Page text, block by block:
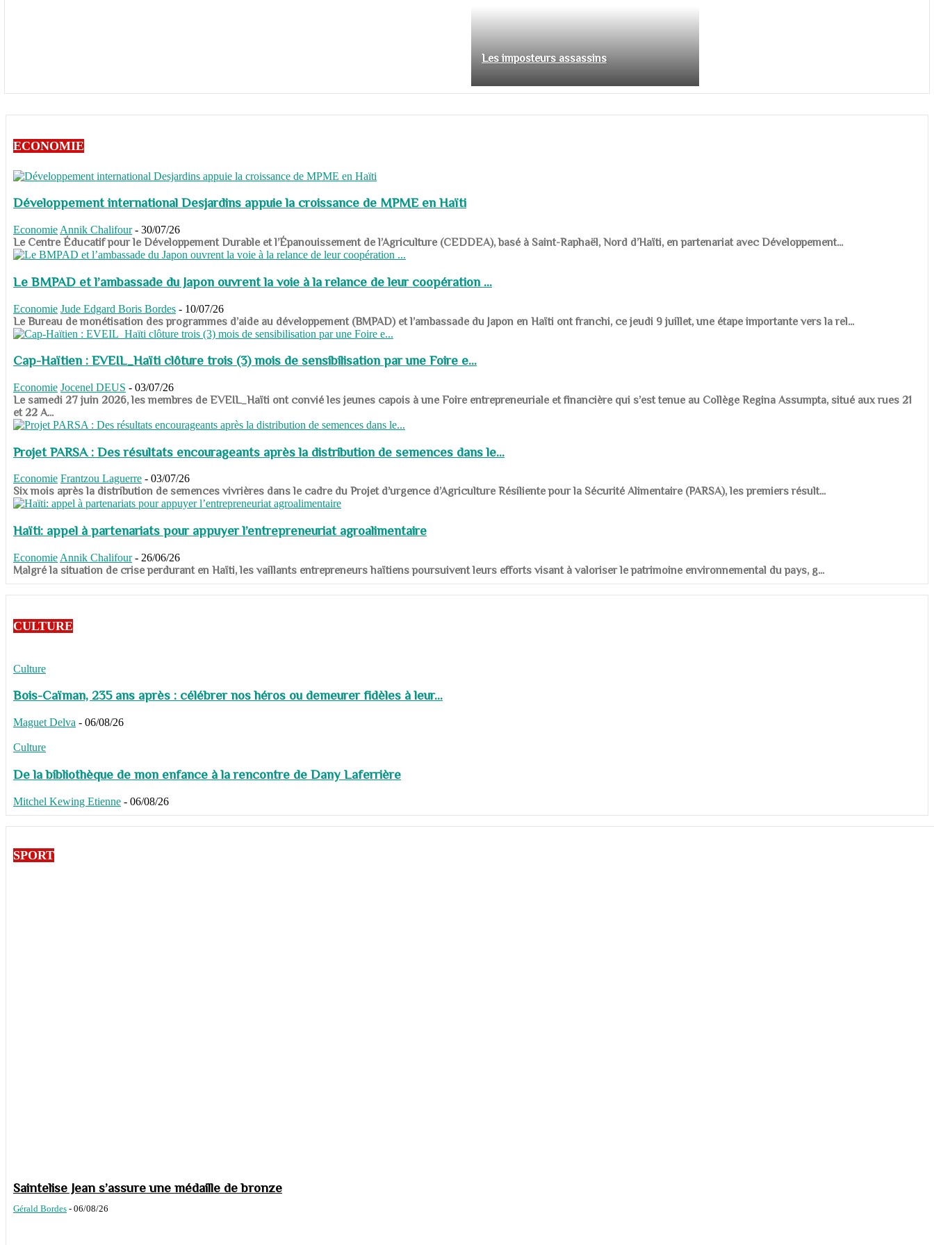
Les imposteurs assassins
ECONOMIE
Développement international Desjardins appuie la croissance de MPME en Haïti
Economie Annik Chalifour - 30/07/26
​​​​​​​Le Centre Éducatif pour le Développement Durable et l’Épanouissement de l’Agriculture (CEDDEA), basé à Saint-Raphaël, Nord d’Haïti, en partenariat avec Développement...
Le BMPAD et l’ambassade du Japon ouvrent la voie à la relance de leur coopération ...
Economie Jude Edgard Boris Bordes - 10/07/26
​​​​​​​Le Bureau de monétisation des programmes d’aide au développement (BMPAD) et l’ambassade du Japon en Haïti ont franchi, ce jeudi 9 juillet, une étape importante vers la rel...
Cap-Haïtien : EVEIL_Haïti clôture trois (3) mois de sensibilisation par une Foire e...
Economie Jocenel DEUS - 03/07/26
Le samedi 27 juin 2026, les membres de EVEIL_Haïti ont convié les jeunes capois à une Foire entrepreneuriale et financière qui s’est tenue au Collège Regina Assumpta, situé aux rues 21
et 22 A...
Projet PARSA : Des résultats encourageants après la distribution de semences dans le...
Economie Frantzou Laguerre - 03/07/26
​​​​​​​Six mois après la distribution de semences vivrières dans le cadre du Projet d’urgence d’Agriculture Résiliente pour la Sécurité Alimentaire (PARSA), les premiers résult...
Haïti: appel à partenariats pour appuyer l’entrepreneuriat agroalimentaire
Economie Annik Chalifour - 26/06/26
​​​​​​​Malgré la situation de crise perdurant en Haïti, les vaillants entrepreneurs haïtiens poursuivent leurs efforts visant à valoriser le patrimoine environnemental du pays, g...
CULTURE
Culture
Bois-Caïman, 235 ans après : célébrer nos héros ou demeurer fidèles à leur...
Maguet Delva - 06/08/26
Culture
De la bibliothèque de mon enfance à la rencontre de Dany Laferrière
Mitchel Kewing Etienne - 06/08/26
SPORT
Saintelise Jean s’assure une médaille de bronze
Gérald Bordes - 06/08/26